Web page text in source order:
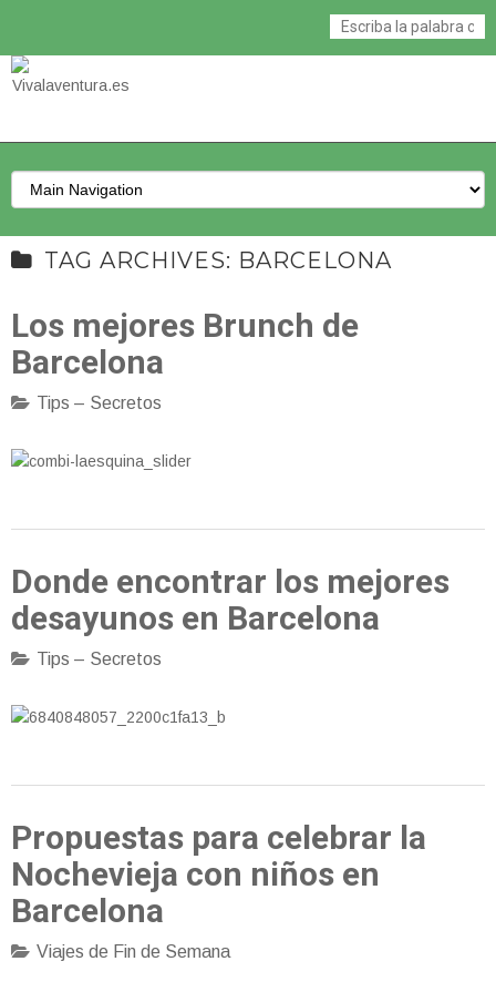
TAG ARCHIVES: BARCELONA
Los mejores Brunch de
Barcelona
Tips – Secretos
Donde encontrar los mejores
desayunos en Barcelona
Tips – Secretos
Propuestas para celebrar la
Nochevieja con niños en
Barcelona
Viajes de Fin de Semana